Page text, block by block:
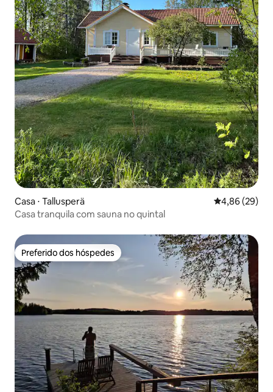
Casa ⋅ Tallusperä 4,86 de uma
4,86 (29)
Casa tranquila com sauna no quintal
Preferido dos hóspedes
Preferido dos hóspedes